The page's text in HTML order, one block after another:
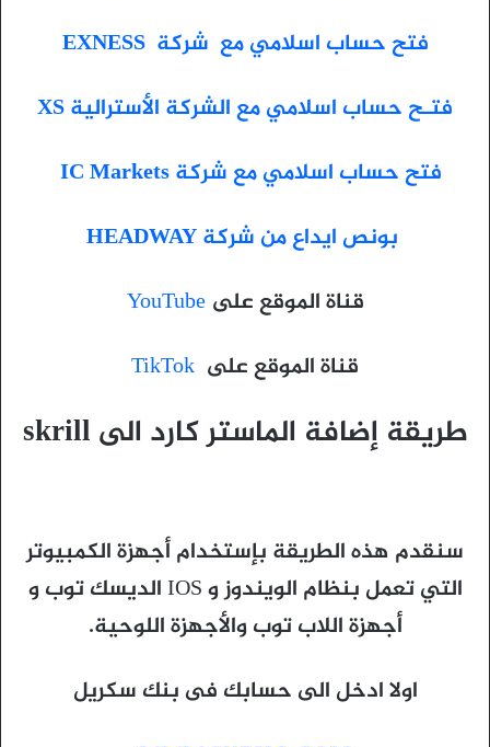
فتح حساب اسلامي مع شركة EXNESS
فتـح حساب اسلامي مع الشركة الأسترالية XS
فتح حساب اسلامي مع شركة IC Markets
بونص ايداع من شركة HEADWAY
قناة الموقع علىYouTube
قناة الموقع على TikTok
طريقة إضافة الماستر كارد الى skrill
سنقدم هذه الطريقة بإستخدام أجهزة الكمبيوتر
التي تعمل بنظام الويندوز و IOS الديسك توب و
أجهزة اللاب توب والأجهزة اللوحية.
اولا ادخل الى حسابك فى بنك سكريل